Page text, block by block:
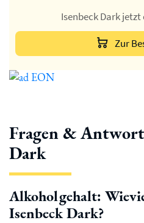
Isenbeck Dark
Zur
Fragen &
Dark
Alkoholgehalt:
Isenbeck Dark?